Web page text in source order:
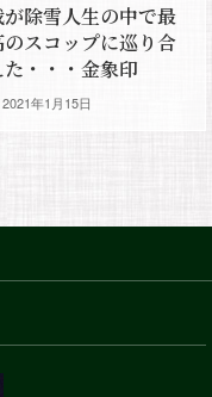
が除雪人生の中で最
のスコップに巡り合
た・・・金象印
2021年1月15日